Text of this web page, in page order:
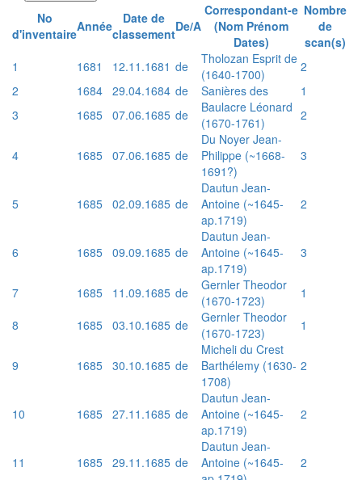
No
d'inventaireAnnée
Date de
classementDe/A
Correspondant-e
(Nom Prénom
Dates)
Nombre
de
scan(s)
1
1681 12.11.1681 de
Tholozan Esprit de
(1640-1700)
2
2
1684 29.04.1684 de Sanières des
1
3
1685 07.06.1685 de
Baulacre Léonard
(1670-1761)
2
4 1685 07.06.1685 de
Du Noyer Jean-
Philippe (~1668-
1691?)
3
5 1685 02.09.1685 de
Dautun Jean-
Antoine (~1645-
ap.1719)
2
6 1685 09.09.1685 de
Dautun Jean-
Antoine (~1645-
ap.1719)
3
7 1685 11.09.1685 de
Gernler Theodor
(1670-1723)
1
8
1685 03.10.1685 de
Gernler Theodor
(1670-1723)
1
9 1685 30.10.1685 de
Micheli du Crest
Barthélemy (1630-
1708)
2
10 1685 27.11.1685 de
Dautun Jean-
Antoine (~1645-
ap.1719)
2
11 1685 29.11.1685 de
Dautun Jean-
Antoine (~1645-
2